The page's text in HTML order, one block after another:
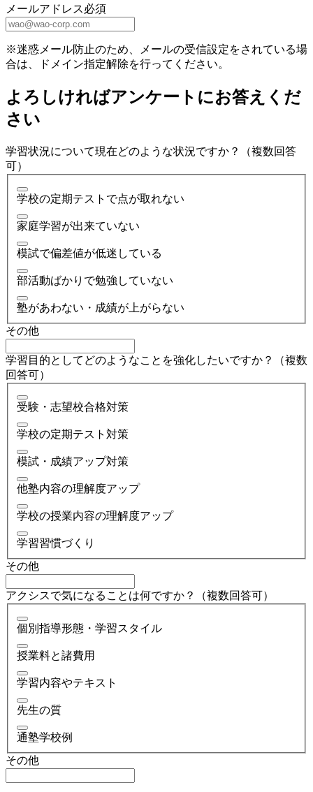
メールアドレス必須
※迷惑メール防止のため、メールの受信設定をされている場
合は、ドメイン指定解除を行ってください。
よろしければアンケートにお答えくだ
さい
学習状況について現在どのような状況ですか？（複数回答
可）
学校の定期テストで点が取れない
家庭学習が出来ていない
模試で偏差値が低迷している
部活動ばかりで勉強していない
塾があわない・成績が上がらない
その他
学習目的としてどのようなことを強化したいですか？（複数
回答可）
受験・志望校合格対策
学校の定期テスト対策
模試・成績アップ対策
他塾内容の理解度アップ
学校の授業内容の理解度アップ
学習習慣づくり
その他
アクシスで気になることは何ですか？（複数回答可）
個別指導形態・学習スタイル
授業料と諸費用
学習内容やテキスト
先生の質
通塾学校例
その他